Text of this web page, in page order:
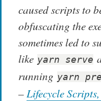
caused scripts to
obfuscating the
sometimes led to
like yarn serve
running yarn
– Lifecycle